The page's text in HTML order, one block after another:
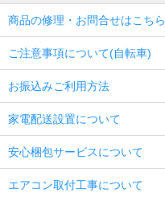
商品の修理・お問合せはこちら
ご注意事項について(自転車)
お振込みご利用方法
家電配送設置について
安心梱包サービスについて
エアコン取付工事について